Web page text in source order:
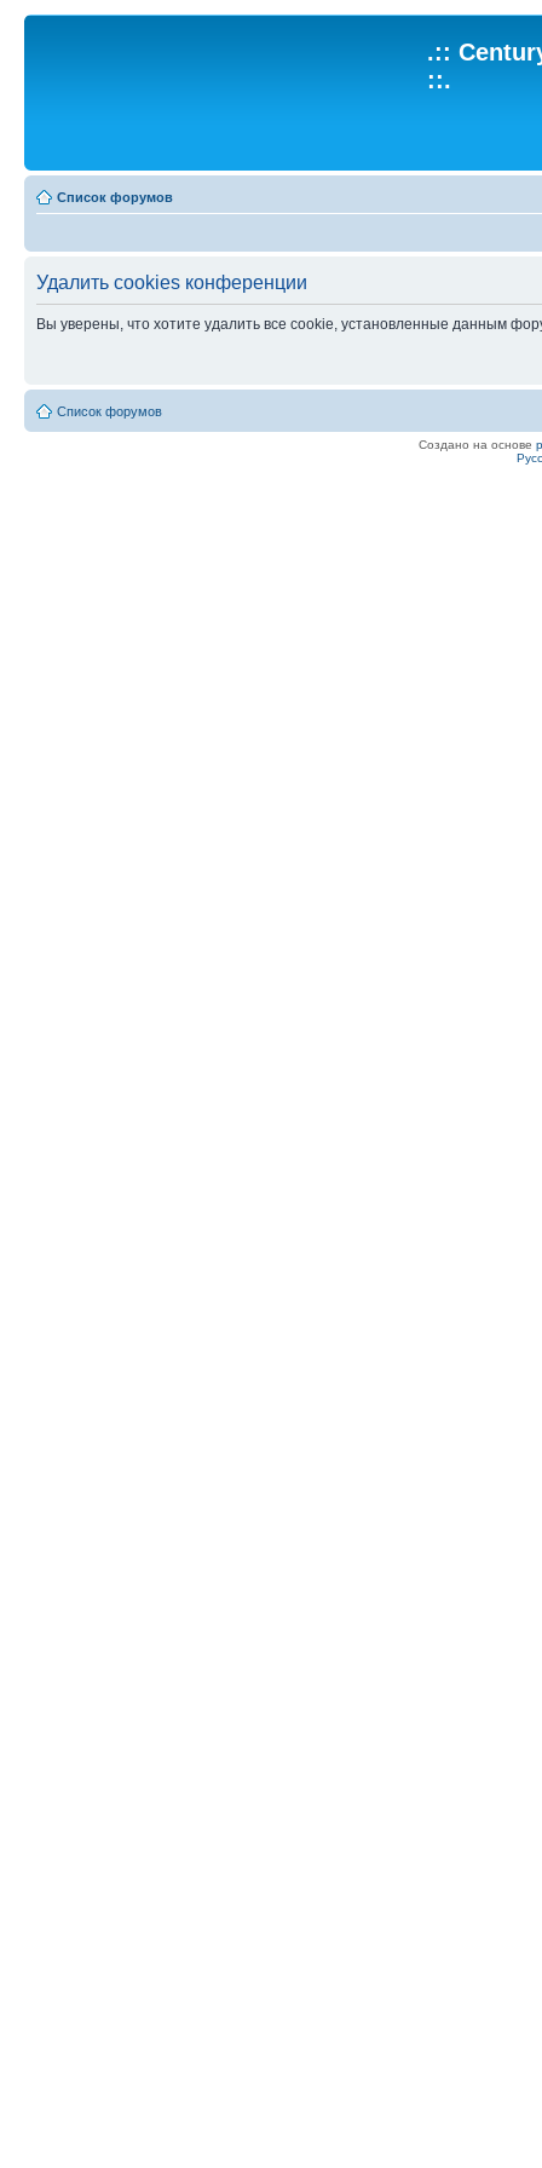
.::
::.
Список форумов
Удалить cookies конференции
Вы уверены, что хотите удалить все cookie, установленные данным
Список форумов
Создано на основе